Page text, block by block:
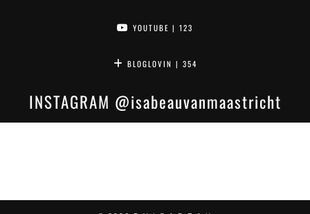
YOUTUBE | 123
BLOGLOVIN | 354
INSTAGRAM @isabeauvanmaastricht